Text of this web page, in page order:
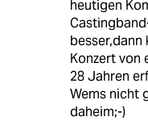
heutigen
besser,dann
Konzert von
28 Jahren
Wems nicht
daheim;-)